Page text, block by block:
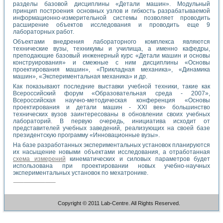
разделы базовой дисциплины «Детали машин». Модульный
принцип построения основных узлов и гибкость разрабатываемой
информационно-измерительной системы позволяет проводить
расширение объектов исследования и проводить еще 9
лабораторных работ.
Объектами внедрения лабораторного комплекса являются
технические вузы, техникумы и училища, а именно кафедры,
преподающие базовый инженерный курс «Детали машин и основы
конструирования» и смежные с ним дисциплины «Основы
проектирования машин», «Прикладная механика», «Динамика
машин», «Экспериментальная механика» и др.
Как показывают последние выставки учебной техники, такие как
Всероссийский форум «Образовательная среда - 2007»,
Всероссийская научно-методическая конференция «Основы
проектирования и детали машин - XXI век» большинство
технических вузов заинтересованы в обновлении своих учебных
лабораторий. В первую очередь, инициатива исходит от
представителей учебных заведений, реализующих на своей базе
президентскую программу «Инновационные вузы».
На базе разработанных экспериментальных установок планируются
их насыщение новыми объектами исследования, а отработанная
схема измерений кинематических и силовых параметров будет
использована при проектировании новых учебно-научных
экспериментальных установок по мехатронике.
Copyright © 2011 Lab-Centre. All Rights Reserved.